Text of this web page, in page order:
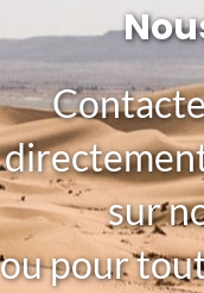
sur
ou pour